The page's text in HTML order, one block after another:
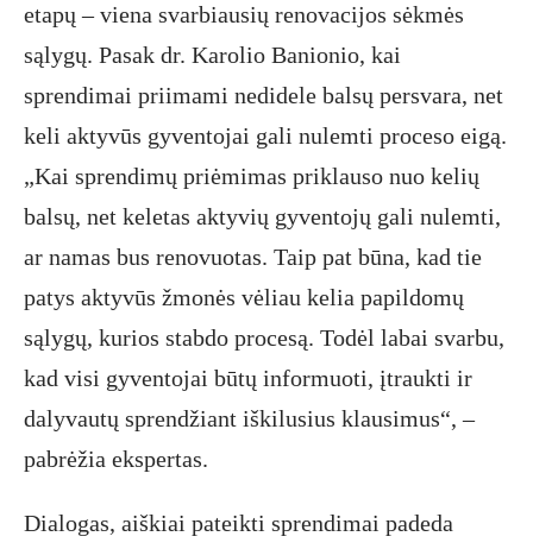
etapų – viena svarbiausių renovacijos sėkmės
sąlygų. Pasak dr. Karolio Banionio, kai
sprendimai priimami nedidele balsų persvara, net
keli aktyvūs gyventojai gali nulemti proceso eigą.
„Kai sprendimų priėmimas priklauso nuo kelių
balsų, net keletas aktyvių gyventojų gali nulemti,
ar namas bus renovuotas. Taip pat būna, kad tie
patys aktyvūs žmonės vėliau kelia papildomų
sąlygų, kurios stabdo procesą. Todėl labai svarbu,
kad visi gyventojai būtų informuoti, įtraukti ir
dalyvautų sprendžiant iškilusius klausimus“, –
pabrėžia ekspertas.
Dialogas, aiškiai pateikti sprendimai padeda